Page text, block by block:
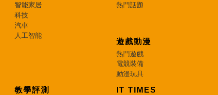
智能家居
科技
汽車
人工智能
熱門話題
遊戲動漫
熱門遊戲
電競裝備
動漫玩具
教學評測 IT TIMES